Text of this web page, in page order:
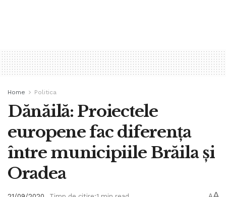
Home Politica
Dănăilă: Proiectele
europene fac diferența
între municipiile Brăila și
Oradea